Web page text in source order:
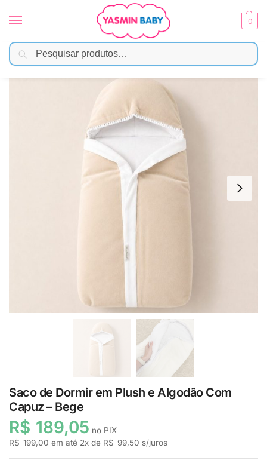
0
Início Enxoval / Mantas e Cobertores
Saco de Dormir em Plush e Algodão Com
Capuz – Bege
R$ 189,05 no PIX
R$ 199,00 em até 2x de R$ 99,50 s/juros